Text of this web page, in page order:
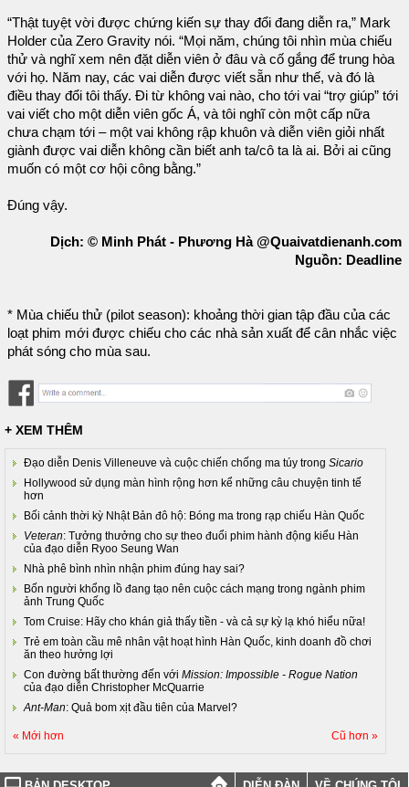
“Thật tuyệt vời được chứng kiến sự thay đổi đang diễn ra,” Mark
Holder của Zero Gravity nói. “Mọi năm, chúng tôi nhìn mùa chiếu
thử và nghĩ xem nên đặt diễn viên ở đâu và cố gắng để trung hòa
với họ. Năm nay, các vai diễn được viết sẵn như thế, và đó là
điều thay đổi tôi thấy. Đi từ không vai nào, cho tới vai “trợ giúp” tới
vai viết cho một diễn viên gốc Á, và tôi nghĩ còn một cấp nữa
chưa chạm tới – một vai không rập khuôn và diễn viên giỏi nhất
giành được vai diễn không cần biết anh ta/cô ta là ai. Bởi ai cũng
muốn có một cơ hội công bằng.”
Đúng vậy.
Dịch: © Minh Phát - Phương Hà @Quaivatdienanh.com
Nguồn: Deadline
* Mùa chiếu thử (pilot season): khoảng thời gian tập đầu của các
loạt phim mới được chiếu cho các nhà sản xuất để cân nhắc việc
phát sóng cho mùa sau.
+ XEM THÊM
Đạo diễn Denis Villeneuve và cuộc chiến chống ma túy trong Sicario
Hollywood sử dụng màn hình rộng hơn kể những câu chuyện tinh tế
hơn
Bối cảnh thời kỳ Nhật Bản đô hộ: Bóng ma trong rạp chiếu Hàn Quốc
Veteran: Tưởng thưởng cho sự theo đuổi phim hành động kiểu Hàn
của đạo diễn Ryoo Seung Wan
Nhà phê bình nhìn nhận phim đúng hay sai?
Bốn người khổng lồ đang tạo nên cuộc cách mạng trong ngành phim
ảnh Trung Quốc
Tom Cruise: Hãy cho khán giả thấy tiền - và cả sự kỳ lạ khó hiểu nữa!
Trẻ em toàn cầu mê nhân vật hoạt hình Hàn Quốc, kinh doanh đồ chơi
ăn theo hưởng lợi
Con đường bất thường đến với Mission: Impossible - Rogue Nation
của đạo diễn Christopher McQuarrie
Ant-Man: Quả bom xịt đầu tiên của Marvel?
« Mới hơn Cũ hơn »